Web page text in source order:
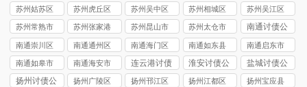
司
公司
司
司
苏州姑苏区
讨债公司
苏州虎丘区
讨债公司
苏州吴中区
讨债公司
苏州相城区
讨债公司
苏州吴江区
讨债公司
苏州常熟市
讨债公司
苏州张家港
市讨债公司
苏州昆山市
讨债公司
苏州太仓市
讨债公司
南通讨债公
司
南通崇川区
讨债公司
南通通州区
讨债公司
南通海门区
讨债公司
南通如东县
讨债公司
南通启东市
讨债公司
南通如皋市
讨债公司
南通海安市
讨债公司
连云港讨债
公司
淮安讨债公
司
盐城讨债公
司
扬州讨债公
扬州广陵区
扬州邗江区
扬州江都区
扬州宝应县